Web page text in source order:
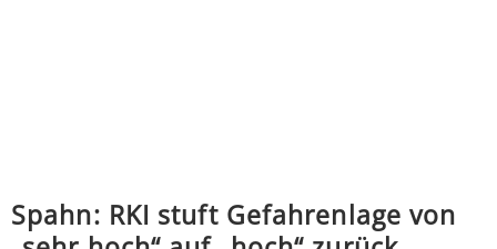
Spahn: RKI stuft Gefahrenlage von